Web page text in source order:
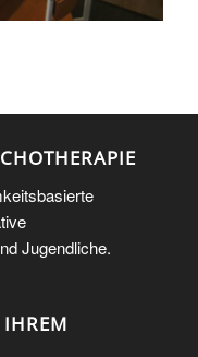
Jugendliche.
IHREM